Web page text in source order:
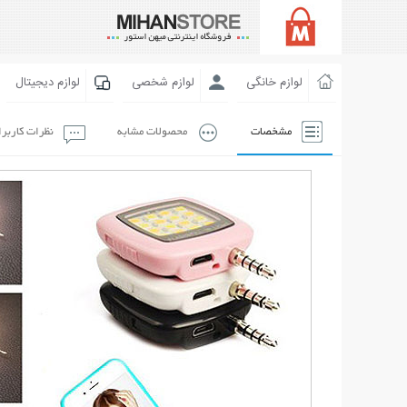
لوازم خانگی لوازم شخصی لوازم دیجیتال
مشخصات محصولات مشابه نظرات